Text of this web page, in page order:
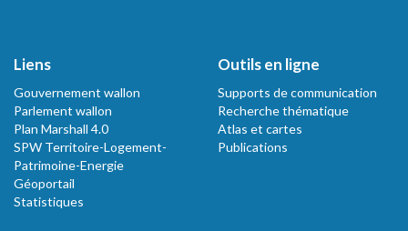
Liens
Gouvernement wallon
Parlement wallon
Plan Marshall 4.0
SPW Territoire-Logement-
Patrimoine-Energie
Géoportail
Statistiques
Outils en ligne
Supports de communication
Recherche thématique
Atlas et cartes
Publications